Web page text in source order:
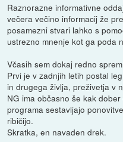
Raznorazne informativne
večera večino informacij že
posamezni stvari lahko s
ustrezno mnenje kot ga poda
Včasih sem dokaj redno
Prvi je v zadnjih letih postal
in drugega življa, preživetja v
NG ima občasno še kak
programa sestavljajo
ribičijo.
Skratka, en navaden drek.